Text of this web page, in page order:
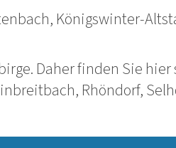
Königswinter-
Daher finden Sie
Rhöndorf,